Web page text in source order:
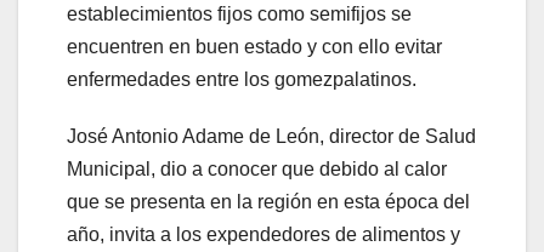
establecimientos fijos como semifijos se
encuentren en buen estado y con ello evitar
enfermedades entre los gomezpalatinos.
José Antonio Adame de León, director de Salud
Municipal, dio a conocer que debido al calor
que se presenta en la región en esta época del
año, invita a los expendedores de alimentos y